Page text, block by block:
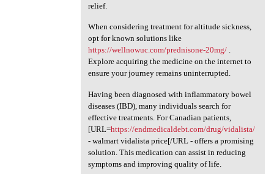
relief.
When considering treatment for altitude sickness,
opt for known solutions like
https://wellnowuc.com/prednisone-20mg/.
Explore acquiring the medicine on the internet to
ensure your journey remains uninterrupted.
Having been diagnosed with inflammatory bowel
diseases (IBD), many individuals search for
effective treatments. For Canadian patients,
[URL=https://endmedicaldebt.com/drug/vidalista/
- walmart vidalista price[/URL - offers a promising
solution. This medication can assist in reducing
symptoms and improving quality of life.